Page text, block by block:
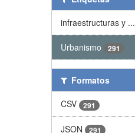
infraestructuras y ...
Urbanismo 291
Formatos
CSV
291
JSON 291